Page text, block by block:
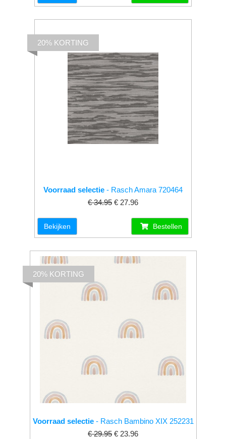
Voorraad selectie - Rasch Amara 720464
€ 34.95 € 27.96
20% KORTING
Bekijken Bestellen
Voorraad selectie- Rasch Bambino XIX 252231
€ 29.95 € 23.96
20% KORTING